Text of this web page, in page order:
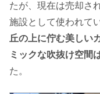
たが、現在は売却さ
施設として使われて
丘の上に佇む美しい
ミックな吹抜け空間
た。